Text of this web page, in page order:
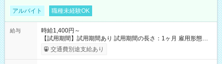
アルバイト 職種未経験OK
給与
時給1,400円～
【試用期間】試用期間あり 試用期間の長さ：1ヶ月 雇用形態、
給与は本採用時と同じです。
交通費別途支給あり